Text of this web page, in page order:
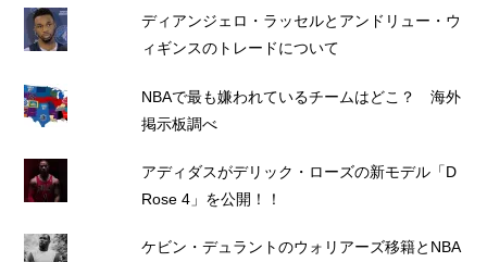
ディアンジェロ・ラッセルとアンドリュー・ウ
ィギンスのトレードについて
NBAで最も嫌われているチームはどこ？ 海外
掲示板調べ
アディダスがデリック・ローズの新モデル「D
Rose 4」を公開！！
ケビン・デュラントのウォリアーズ移籍とNBA